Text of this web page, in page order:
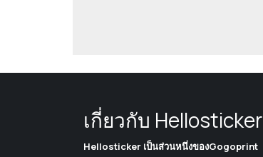
เกี่ยวกับ Hellosticker
Hellosticker เป็นส่วนหนึ่งของGogoprint